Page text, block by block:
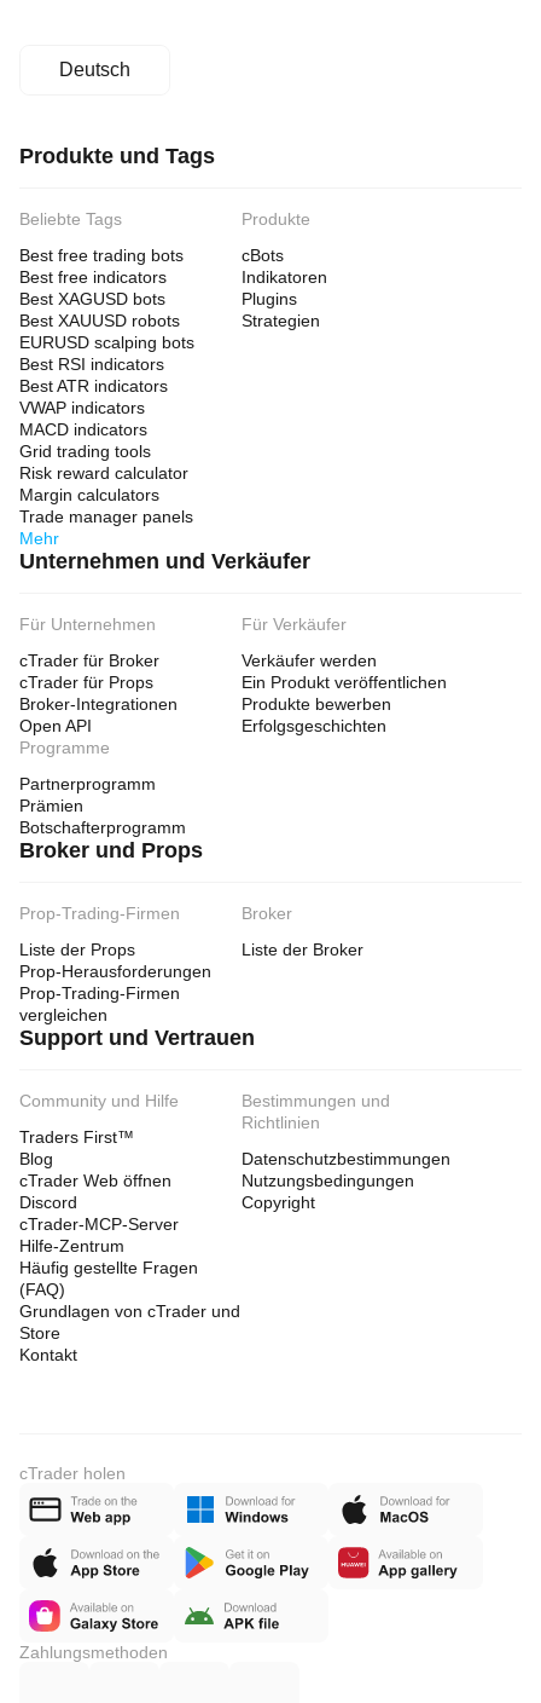
Deutsch
Produkte und Tags
Beliebte Tags
Best free trading bots
Best free indicators
Best XAGUSD bots
Best XAUUSD robots
EURUSD scalping bots
Best RSI indicators
Best ATR indicators
VWAP indicators
MACD indicators
Grid trading tools
Risk reward calculator
Margin calculators
Trade manager panels
Mehr
Produkte
cBots
Indikatoren
Plugins
Strategien
Unternehmen und Verkäufer
Für Unternehmen
cTrader für Broker
cTrader für Props
Broker-Integrationen
Open API
Für Verkäufer
Verkäufer werden
Ein Produkt veröffentlichen
Produkte bewerben
Erfolgsgeschichten
Programme
Partnerprogramm
Prämien
Botschafterprogramm
Broker und Props
Prop-Trading-Firmen
Liste der Props
Prop-Herausforderungen
Prop-Trading-Firmen
vergleichen
Broker
Liste der Broker
Support und Vertrauen
Community und Hilfe
Traders First™
Blog
cTrader Web öffnen
Discord
cTrader-MCP-Server
Hilfe-Zentrum
Häufig gestellte Fragen
(FAQ)
Grundlagen von cTrader und
Store
Kontakt
Bestimmungen und
Richtlinien
Datenschutzbestimmungen
Nutzungsbedingungen
Copyright
cTrader holen
Zahlungsmethoden